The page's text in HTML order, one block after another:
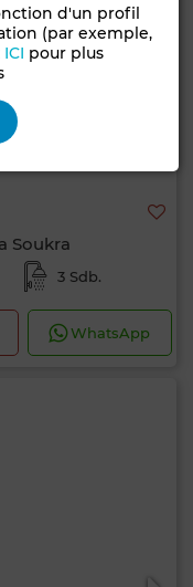
Soukra
3 Sdb.
WhatsApp
d'un profil
(par exemple,
pour plus